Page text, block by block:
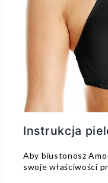
Instrukcja
Aby biustonosz
swoje właściwości